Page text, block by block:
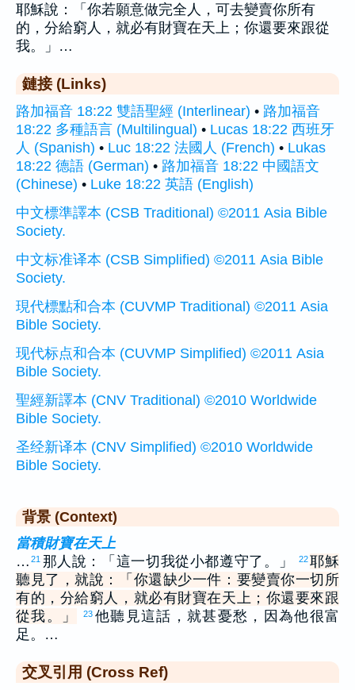
耶穌說：「你若願意做完全人，可去變賣你所有
的，分給窮人，就必有財寶在天上；你還要來跟從
我。」…
鏈接 (Links)
路加福音 18:22 雙語聖經 (Interlinear) • 路加福音
18:22 多種語言 (Multilingual) • Lucas 18:22 西班牙
人 (Spanish) • Luc 18:22 法國人 (French) • Lukas
18:22 德語 (German) • 路加福音 18:22 中國語文
(Chinese) • Luke 18:22 英語 (English)
中文標準譯本 (CSB Traditional) ©2011 Asia Bible
Society.
中文标准译本 (CSB Simplified) ©2011 Asia Bible
Society.
現代標點和合本 (CUVMP Traditional) ©2011 Asia
Bible Society.
现代标点和合本 (CUVMP Simplified) ©2011 Asia
Bible Society.
聖經新譯本 (CNV Traditional) ©2010 Worldwide
Bible Society.
圣经新译本 (CNV Simplified) ©2010 Worldwide
Bible Society.
背景 (Context)
當積財寶在天上
… 21 那人說：「這一切我從小都遵守了。」 22耶穌
聽見了，就說：「你還缺少一件：要變賣你一切所
有的，分給窮人，就必有財寶在天上；你還要來跟
從我。」
23 他聽見這話，就甚憂愁，因為他很富
足。…
交叉引用 (Cross Ref)